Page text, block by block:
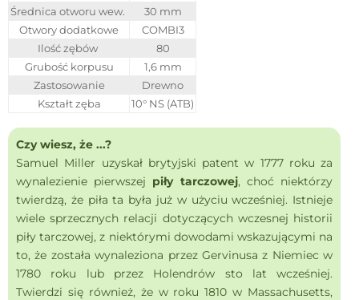
Średnica otworu wew.
30 mm
Otwory dodatkowe
COMBI3
Ilość zębów
80
Grubość korpusu
1,6 mm
Zastosowanie
Drewno
Kształt zęba
10° NS (ATB)
Czy wiesz, że ...?
Samuel Miller uzyskał brytyjski patent w 1777 roku za
wynalezienie pierwszej piły tarczowej, choć niektórzy
twierdzą, że piła ta była już w użyciu wcześniej. Istnieje
wiele sprzecznych relacji dotyczących wczesnej historii
piły tarczowej, z niektórymi dowodami wskazującymi na
to, że została wynaleziona przez Gervinusa z Niemiec w
1780 roku lub przez Holendrów sto lat wcześniej.
Twierdzi się również, że w roku 1810 w Massachusetts,